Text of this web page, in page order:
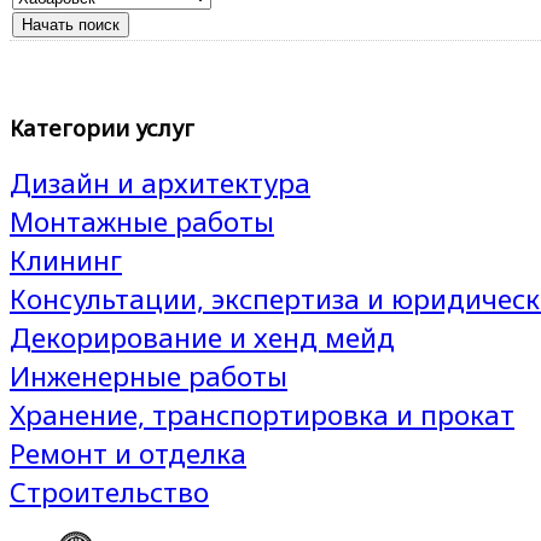
Категории услуг
Дизайн и архитектура
Монтажные работы
Клининг
Консультации, экспертиза и
Декорирование и хенд мейд
Инженерные работы
Хранение, транспортировка и прокат
Ремонт и отделка
Строительство